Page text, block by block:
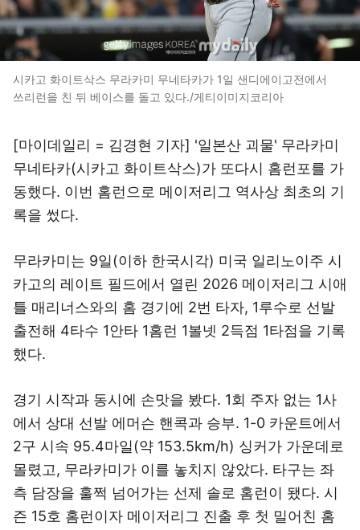
시카고 화이트삭스 무라카미 무네타카가 1일 샌디에이고전에서
쓰리런을 친 뒤 베이스를 돌고 있다./게티이미지코리아
[마이데일리 = 김경현 기자] '일본산 괴물' 무라카미
무네타카(시카고 화이트삭스)가 또다시 홈런포를 가
동했다. 이번 홈런으로 메이저리그 역사상 최초의 기
록을 썼다.
무라카미는 9일(이하 한국시각) 미국 일리노이주 시
카고의 레이트 필드에서 열린 2026 메이저리그 시애
틀 매리너스와의 홈 경기에 2번 타자, 1루수로 선발
출전해 4타수 1안타 1홈런 1볼넷 2득점 1타점을 기록
했다.
경기 시작과 동시에 손맛을 봤다. 1회 주자 없는 1사
에서 상대 선발 에머슨 핸콕과 승부. 1-0 카운트에서
2구 시속 95.4마일(약 153.5km/h) 싱커가 가운데로
몰렸고, 무라카미가 이를 놓치지 않았다. 타구는 좌
측 담장을 훌쩍 넘어가는 선제 솔로 홈런이 됐다. 시
즌 15호 홈런이자 메이저리그 진출 후 첫 밀어친 홈